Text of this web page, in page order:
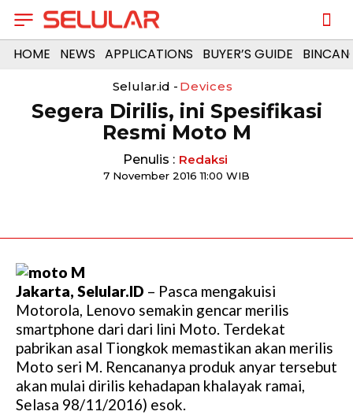
HOME NEWS APPLICATIONS BUYER’S GUIDE
Selular.id - Devices
Segera Dirilis, ini Spesifikasi
Resmi Moto M
Penulis : Redaksi
7 November 2016 11:00 WIB
Jakarta, Selular.ID – Pasca mengakuisi
Motorola, Lenovo semakin gencar merilis
smartphone dari dari lini Moto. Terdekat
pabrikan asal Tiongkok memastikan akan merilis
Moto seri M. Rencananya produk anyar tersebut
akan mulai dirilis kehadapan khalayak ramai,
Selasa 98/11/2016) esok.